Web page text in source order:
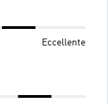
Eccellente